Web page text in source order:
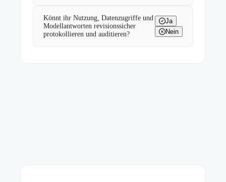
Könnt ihr Nutzung, Datenzugriffe und
Modellantworten revisionssicher
protokollieren und auditieren?
Ja
Nein